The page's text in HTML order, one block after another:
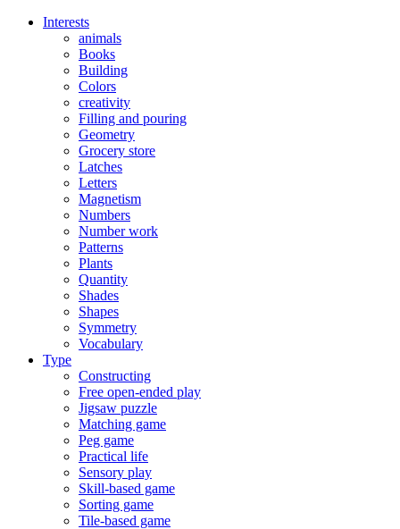
Interests
animals
Books
Building
Colors
creativity
Filling and pouring
Geometry
Grocery store
Latches
Letters
Magnetism
Numbers
Number work
Patterns
Plants
Quantity
Shades
Shapes
Symmetry
Vocabulary
Type
Constructing
Free open-ended play
Jigsaw puzzle
Matching game
Peg game
Practical life
Sensory play
Skill-based game
Sorting game
Tile-based game